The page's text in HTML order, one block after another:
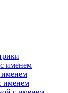
именем
именем
именем